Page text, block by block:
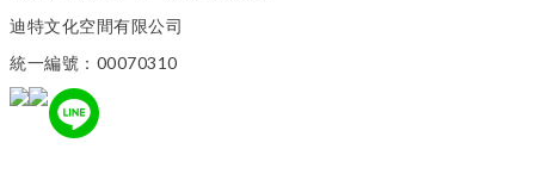
迪特文化空間有限公司
統一編號：00070310